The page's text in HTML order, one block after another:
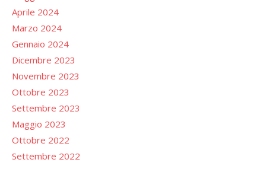
Aprile 2024
Marzo 2024
Gennaio 2024
Dicembre 2023
Novembre 2023
Ottobre 2023
Settembre 2023
Maggio 2023
Ottobre 2022
Settembre 2022